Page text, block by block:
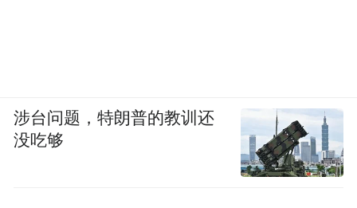
涉台问题，特朗普的教训还
没吃够